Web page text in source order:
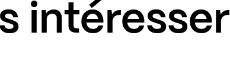
intéresser